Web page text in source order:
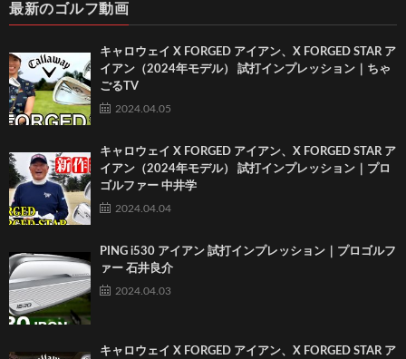
最新のゴルフ動画
キャロウェイ X FORGED アイアン、X FORGED STAR ア
イアン（2024年モデル） 試打インプレッション｜ちゃ
ごるTV
2024.04.05
キャロウェイ X FORGED アイアン、X FORGED STAR ア
イアン（2024年モデル） 試打インプレッション｜プロ
ゴルファー 中井学
2024.04.04
PING i530 アイアン 試打インプレッション｜プロゴルフ
ァー 石井良介
2024.04.03
キャロウェイ X FORGED アイアン、X FORGED STAR ア